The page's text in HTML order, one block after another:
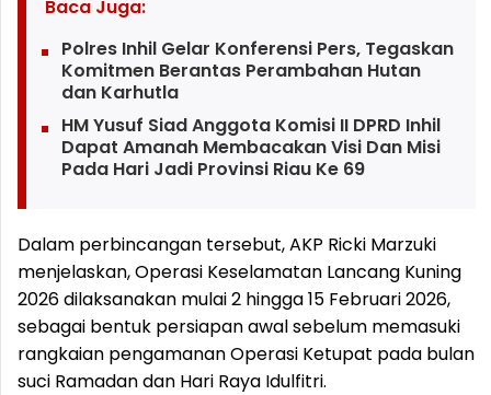
Baca Juga:
Polres Inhil Gelar Konferensi Pers, Tegaskan
Komitmen Berantas Perambahan Hutan
dan Karhutla
HM Yusuf Siad Anggota Komisi II DPRD Inhil
Dapat Amanah Membacakan Visi Dan Misi
Pada Hari Jadi Provinsi Riau Ke 69
Dalam perbincangan tersebut, AKP Ricki Marzuki
menjelaskan, Operasi Keselamatan Lancang Kuning
2026 dilaksanakan mulai 2 hingga 15 Februari 2026,
sebagai bentuk persiapan awal sebelum memasuki
rangkaian pengamanan Operasi Ketupat pada bulan
suci Ramadan dan Hari Raya Idulfitri.